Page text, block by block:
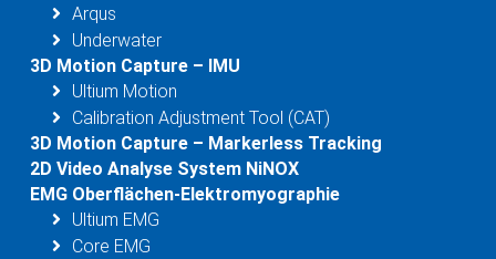
Arqus
Underwater
3D Motion Capture – IMU
Ultium Motion
Calibration Adjustment Tool (CAT)
3D Motion Capture – Markerless Tracking
2D Video Analyse System NiNOX
EMG Oberflächen-Elektromyographie
Ultium EMG
Core EMG